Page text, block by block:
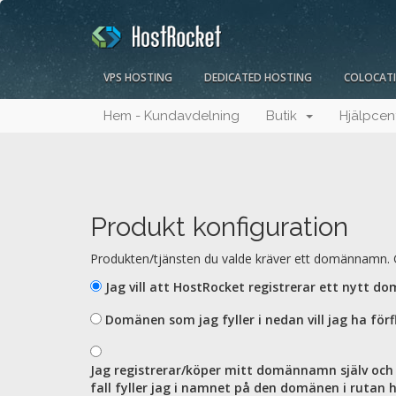
VPS HOSTING DEDICATED HOSTING
Hem - Kundavdelning Butik
Produkt konfiguration
Produkten/tjänsten du valde kräver ett domännamn.
Jag vill att HostRocket registrerar ett nytt
Domänen som jag fyller i nedan vill jag ha
Jag registrerar/köper mitt domännamn själv
fall fyller jag i namnet på den domänen i rutan